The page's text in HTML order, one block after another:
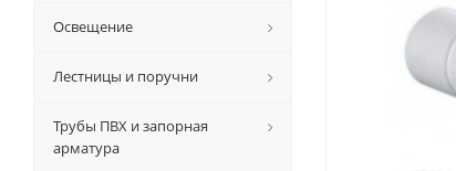
Освещение
Лестницы и поручни
Трубы ПВХ и запорная
арматура